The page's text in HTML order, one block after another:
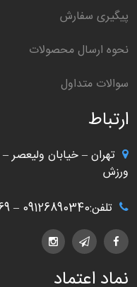
پیگیری سفارش
نحوه ارسال محصولات
سوالات متداول
ارتباط
تهران – خیابان ولیعصر
ورزش
تلفن:09126890340 – 02166971469
نماد اعتماد